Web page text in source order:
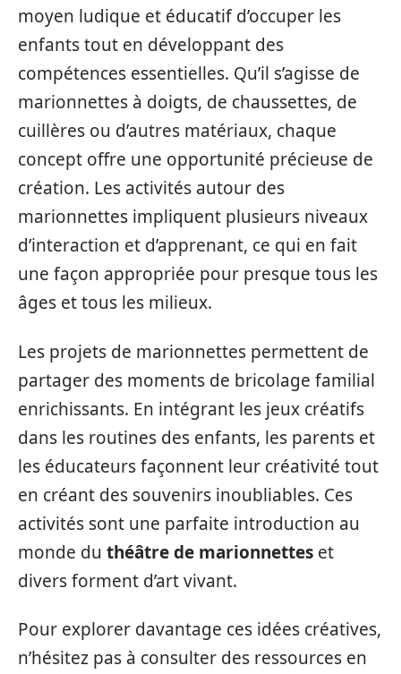
moyen ludique et éducatif d’occuper les
enfants tout en développant des
compétences essentielles. Qu’il s’agisse de
marionnettes à doigts, de chaussettes, de
cuillères ou d’autres matériaux, chaque
concept offre une opportunité précieuse de
création. Les activités autour des
marionnettes impliquent plusieurs niveaux
d’interaction et d’apprenant, ce qui en fait
une façon appropriée pour presque tous les
âges et tous les milieux.
Les projets de marionnettes permettent de
partager des moments de bricolage familial
enrichissants. En intégrant les jeux créatifs
dans les routines des enfants, les parents et
les éducateurs façonnent leur créativité tout
en créant des souvenirs inoubliables. Ces
activités sont une parfaite introduction au
monde du théâtre de marionnettes et
divers forment d’art vivant.
Pour explorer davantage ces idées créatives,
n’hésitez pas à consulter des ressources en